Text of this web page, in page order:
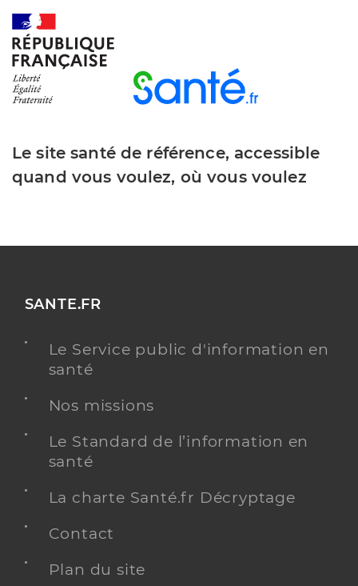
Le site santé de référence, accessible
quand vous voulez, où vous voulez
SANTE.FR
Le Service public d'information en
santé
Nos missions
Le Standard de l’information en
santé
La charte Santé.fr Décryptage
Contact
Plan du site